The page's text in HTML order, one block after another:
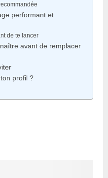
performant et
de te lancer
avant de remplacer
profil ?